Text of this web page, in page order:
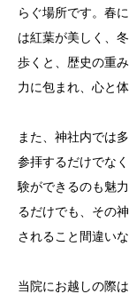
らぐ場所です。春
は紅葉が美しく、
歩くと、歴史の重
力に包まれ、心と
また、神社内では
参拝するだけでな
験ができるのも魅
るだけでも、その
されること間違いな
当院にお越しの際